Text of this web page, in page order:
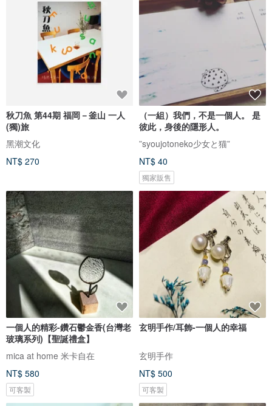
秋刀魚 第44期 福岡－釜山 一人
(獨)旅
黑潮文化
NT$ 270
（一組）我們，不是一個人。 是
彼此，身後的隱形人。
”syoujotoneko少女と猫”
NT$ 40
獨家販售
一個人的精彩-鑽石鬱金香(台灣老
玻璃系列)【聖誕禮盒】
mica at home 米卡自在
NT$ 580
可客製
玄明手作/耳飾-一個人的幸福
玄明手作
NT$ 500
可客製